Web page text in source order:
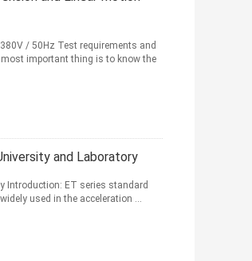
/ 50Hz Test requirements and
important thing is to know the
and Laboratory
Introduction: ET series standard
used in the acceleration ...